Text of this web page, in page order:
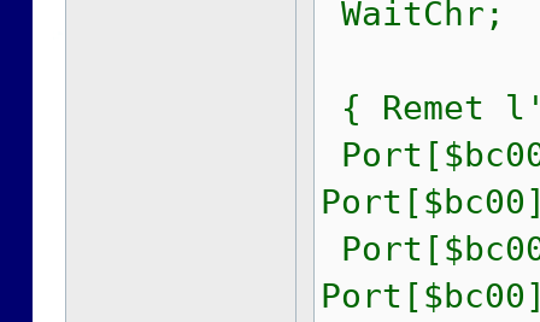
WaitChr;
{ Remet